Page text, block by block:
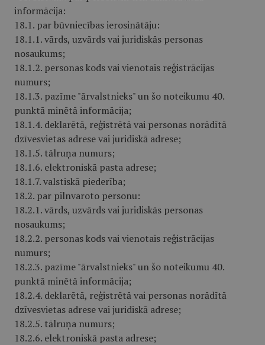
informācija:
18.1. par būvniecības ierosinātāju:
18.1.1. vārds, uzvārds vai juridiskās personas
nosaukums;
18.1.2. personas kods vai vienotais reģistrācijas
numurs;
18.1.3. pazīme "ārvalstnieks" un šo noteikumu 40.
punktā minētā informācija;
18.1.4. deklarētā, reģistrētā vai personas norādītā
dzīvesvietas adrese vai juridiskā adrese;
18.1.5. tālruņa numurs;
18.1.6. elektroniskā pasta adrese;
18.1.7. valstiskā piederība;
18.2. par pilnvaroto personu:
18.2.1. vārds, uzvārds vai juridiskās personas
nosaukums;
18.2.2. personas kods vai vienotais reģistrācijas
numurs;
18.2.3. pazīme "ārvalstnieks" un šo noteikumu 40.
punktā minētā informācija;
18.2.4. deklarētā, reģistrētā vai personas norādītā
dzīvesvietas adrese vai juridiskā adrese;
18.2.5. tālruņa numurs;
18.2.6. elektroniskā pasta adrese;